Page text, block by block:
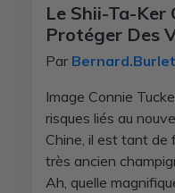
Le Shii-Ta-Ker
Protéger Des
Par Bernard.Burlet
Image Connie
risques liés au
Chine, il est tant de
très ancien
Ah, quelle